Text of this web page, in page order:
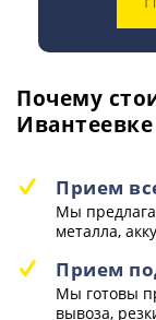
Почему
Прием
Мы
металла,
Прием
Мы готовы
вывоза,